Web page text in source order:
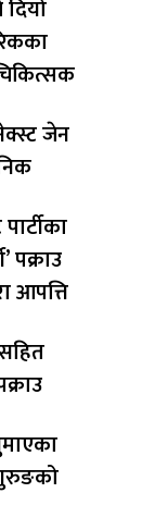
जेन
पक्राउ
आपत्ति